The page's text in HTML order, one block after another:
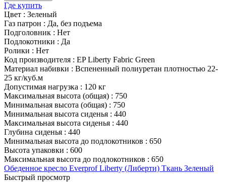
Где купить
Цвет : Зеленый
Газ патрон : Да, без подъема
Подголовник : Нет
Подлокотники : Да
Ролики : Нет
Код производителя : EP Liberty Fabric Green
Материал набивки : Вспененный полиуретан плотностью 22-
25 кг/куб.м
Допустимая нагрузка : 120 кг
Максимальная высота (общая) : 750
Минимальная высота (общая) : 750
Минимальная высота сиденья : 440
Максимальная высота сиденья : 440
Глубина сиденья : 440
Минимальная высота до подлокотников : 650
Высота упаковки : 600
Максимальная высота до подлокотников : 650
Обеденное кресло Everprof Liberty (Либерти) Ткань Зеленый
Быстрый просмотр